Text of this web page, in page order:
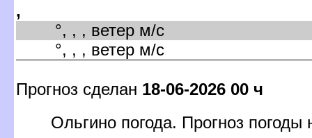
,
°, , , ветер м/с
°, , , ветер м/с
Прогноз сделан 18-06-2026 00 ч
Ольгино погода. Прогноз